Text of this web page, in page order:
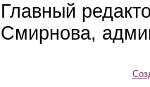
Главный
Смирнова,